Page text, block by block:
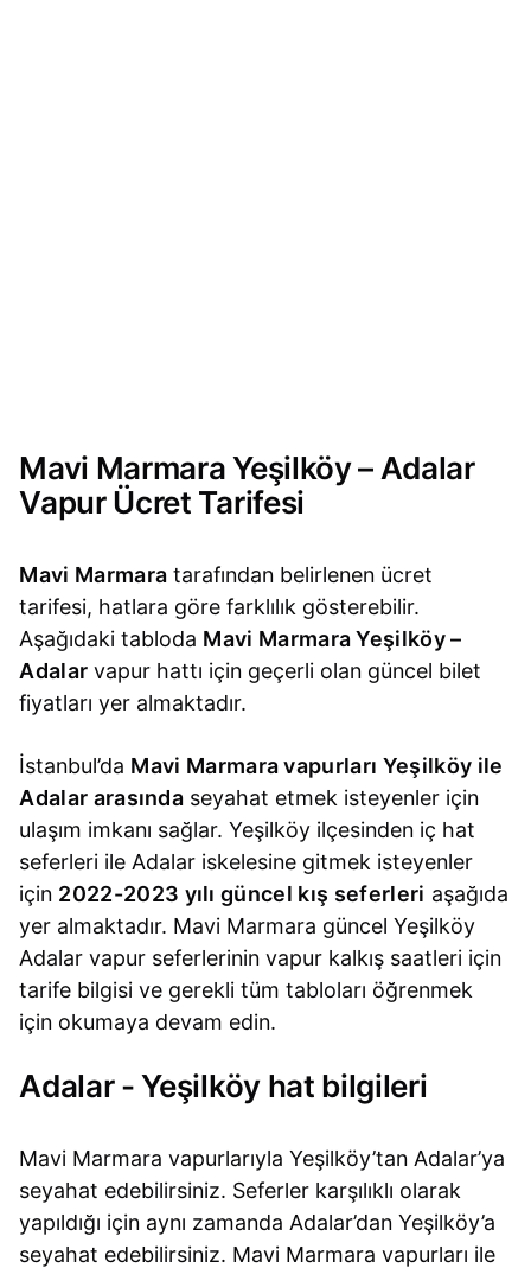
Mavi Marmara Yeşilköy – Adalar
Vapur Ücret Tarifesi
Mavi Marmara tarafından belirlenen ücret
tarifesi, hatlara göre farklılık gösterebilir.
Aşağıdaki tabloda Mavi Marmara Yeşilköy –
Adalar vapur hattı için geçerli olan güncel bilet
fiyatları yer almaktadır.
İstanbul’da Mavi Marmara vapurları Yeşilköy ile
Adalar arasında seyahat etmek isteyenler için
ulaşım imkanı sağlar. Yeşilköy ilçesinden iç hat
seferleri ile Adalar iskelesine gitmek isteyenler
için 2022-2023 yılı güncel kış seferleri aşağıda
yer almaktadır. Mavi Marmara güncel Yeşilköy
Adalar vapur seferlerinin vapur kalkış saatleri için
tarife bilgisi ve gerekli tüm tabloları öğrenmek
için okumaya devam edin.
Adalar - Yeşilköy hat bilgileri
Mavi Marmara vapurlarıyla Yeşilköy’tan Adalar’ya
seyahat edebilirsiniz. Seferler karşılıklı olarak
yapıldığı için aynı zamanda Adalar’dan Yeşilköy’a
seyahat edebilirsiniz. Mavi Marmara vapurları ile